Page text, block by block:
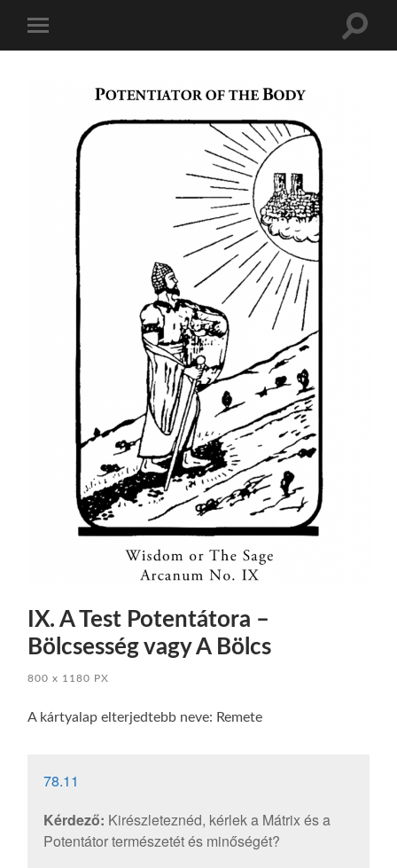
mobile
Toggle
IX. A Test Potentátora –
Bölcsesség vagy A Bölcs
800x 1180 PX
A kártyalap elterjedtebb neve: Remete
78.11
Kérdező: Kirészleteznéd, kérlek a Mátrix és a
Potentátor természetét és minőségét?